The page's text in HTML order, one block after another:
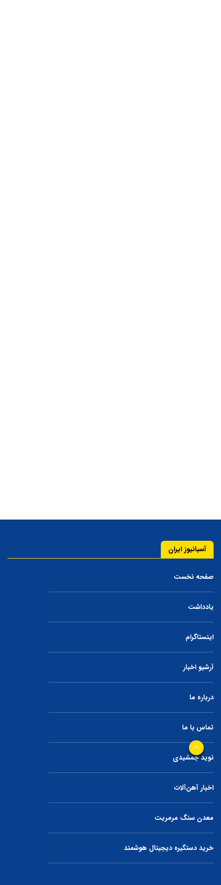
آسیانیوز ایران
صفحه نخست
یادداشت
اینستاگرام
آرشیو اخبار
درباره ما
تماس با ما
نوید جمشیدی
اخبار آهن‌آلات
معدن سنگ مرمریت
خرید دستگیره دیجیتال هوشمند